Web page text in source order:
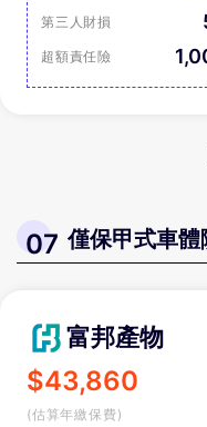
第三人財損
超額責任險
07 僅保甲式車體
富邦產物
$43,860
(估算年繳保費)